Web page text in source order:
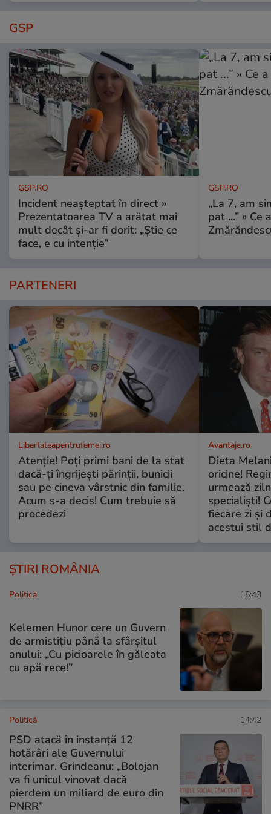
GSP
GSP.RO
Incident neașteptat în direct »
Prezentatoarea TV a arătat mai
mult decât și-ar fi dorit: „Știe ce
face, e cu intenție”
GSP.RO
„La 7, am
pat ...” »
PARTENERI
Libertateapentrufemei.ro
Atenție! Poți primi bani de la stat
dacă-ți îngrijești părinții, bunicii
sau pe cineva vârstnic din familie.
Acum s-a decis! Cum trebuie să
procedezi
Avantaje.ro
Dieta
oricine!
urmează
specialiști!
fiecare zi și
acestui stil
ȘTIRI ROMÂNIA
Politică 15:43
Kelemen Hunor cere un Guvern
de armistițiu până la sfârșitul
anului: „Cu picioarele în găleata
cu apă rece!”
Politică 14:42
PSD atacă în instanță 12
hotărâri ale Guvernului
interimar. Grindeanu: „Bolojan
va fi unicul vinovat dacă
pierdem un miliard de euro din
PNRR”